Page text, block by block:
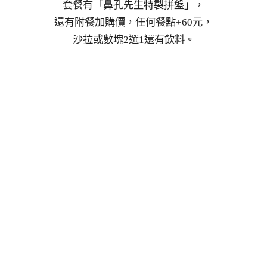
套餐有「鼻孔先生特製拼盤」，
還有附餐加購價，任何餐點+60元，
沙拉或數塊2選1還有飲料。